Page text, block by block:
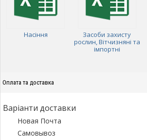
Насіння
Засоби захисту
рослин, Вітчизняні та
імпортні
Оплата та доставка
Варіанти доставки
Новая Почта
Самовывоз